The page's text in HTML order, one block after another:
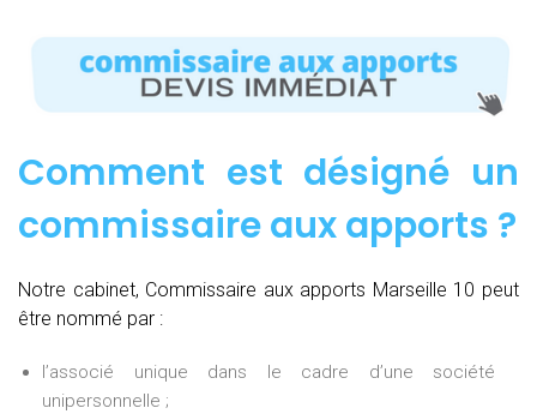
Comment est désigné un
commissaire aux apports ?
Notre cabinet, Commissaire aux apports Marseille 10 peut
être nommé par :
l’associé unique dans le cadre d’une société
unipersonnelle ;